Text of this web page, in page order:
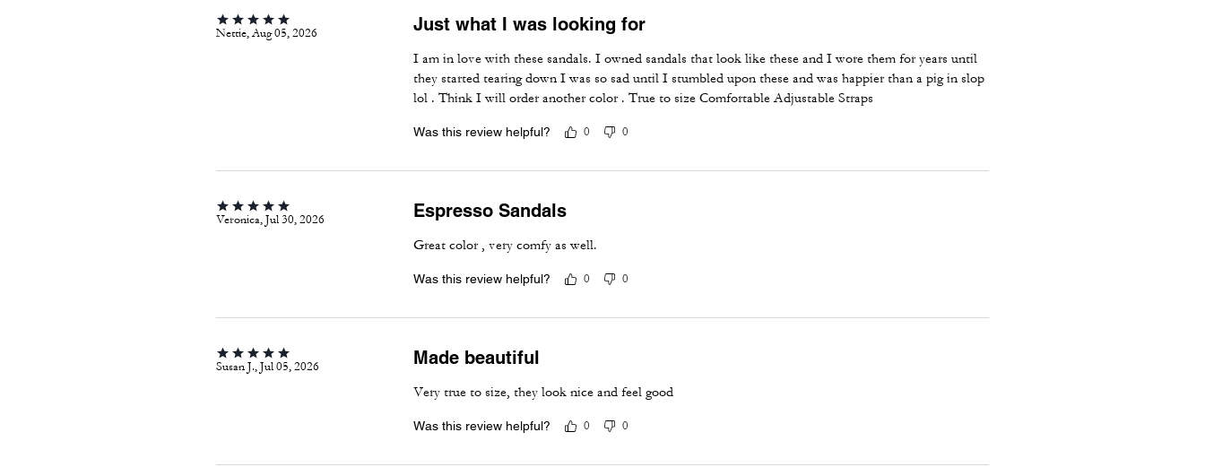
Nettie, Aug 05, 2026 Just what I was looking for
I am in love with these sandals. I owned sandals that look like these and I wore them for years until
they started tearing down I was so sad until I stumbled upon these and was happier than a pig in slop
lol . Think I will order another color . True to size Comfortable Adjustable Straps
Was this review helpful? 0 0
Veronica, Jul 30, 2026 Espresso Sandals
Great color , very comfy as well.
Was this review helpful? 0 0
Susan J., Jul 05, 2026 Made beautiful
Very true to size, they look nice and feel good
Was this review helpful? 0 0